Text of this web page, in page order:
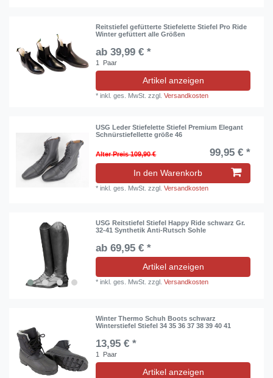
Reitstiefel gefütterte Stiefelette Stiefel Pro Ride
Winter gefüttert alle Größen
ab 39,99 € *
1 Paar
Artikel anzeigen
*inkl. ges. MwSt. zzgl.Versandkosten
USG Leder Stiefelette Stiefel Premium Elegant
Schnürstiefellette größe 46
Alter Preis 109,90 € 99,95 € *
In den Warenkorb
*inkl. ges. MwSt. zzgl.Versandkosten
USG Reitstiefel Stiefel Happy Ride schwarz Gr.
32-41 Synthetik Anti-Rutsch Sohle
ab 69,95 € *
Artikel anzeigen
*inkl. ges. MwSt. zzgl.Versandkosten
Winter Thermo Schuh Boots schwarz
Winterstiefel Stiefel 34 35 36 37 38 39 40 41
13,95 € *
1 Paar
Artikel anzeigen